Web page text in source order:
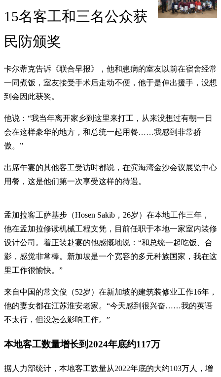
15名客工和三名公众获
民防颁奖
卡尔蒂克告诉《联合早报》，他和患病的室友以前在宿舍经常
一同煮饭，室友接受手术后走动不便，他于是伸出援手，没想
到会因此获奖。
他说：“我当年离开家乡到这里来打工，从来没想过有朝一日
会在这样豪华的地方，和总统一起用餐……我感到非常骄
傲。”
出席午宴的其他客工受访时都说，在滨海湾金沙会议展览中心
用餐，这是他们第一次享受这样的待遇。
孟加拉客工萨基步（Hosen Sakib，26岁）在本地工作三年，
他在孟加拉修读机械工程文凭，目前任职于本地一家室内装修
设计公司。着正装赴宴的他感慨地说：“和总统一起吃饭、合
影，感觉非常棒。新加坡是一个宽容的多元种族国家，我在这
里工作很愉快。”
来自中国的常文俊（52岁）在新加坡的建筑装修业工作16年，
他的妻女都在江苏淮安老家。“今天感到很兴奋……我的英语
不太行，但没怎么影响工作。”
本地客工数量增长到2024年底约117万
据人力部统计，本地客工数量从2022年底的大约103万人，增